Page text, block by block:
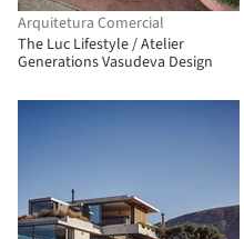
Arquitetura Comercial
The Luc Lifestyle / Atelier
Generations Vasudeva Design